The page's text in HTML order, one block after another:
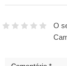
O